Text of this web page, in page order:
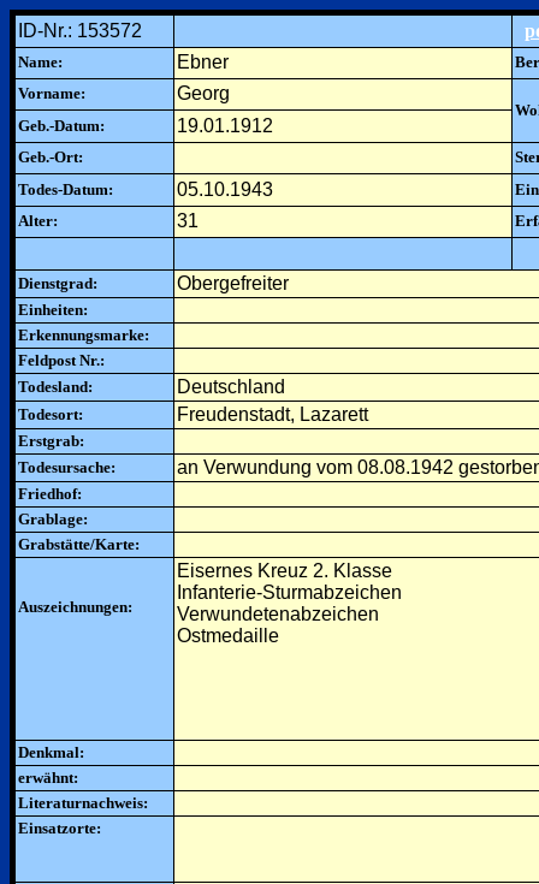
ID-Nr.: 153572
Name: Ebner
Vorname:
Georg
Geb.-Datum:
19.01.1912
Geb.-Ort:
Todes-Datum:
05.10.1943
Alter:
31
Dienstgrad: Obergefreiter
Einheiten:
Erkennungsmarke:
Feldpost Nr.:
Todesland:
Deutschland
Todesort: Freudenstadt, Lazarett
Erstgrab:
Todesursache:
an Verwundung vom 08.08.1942
Friedhof:
Grablage:
Grabstätte/Karte:
Auszeichnungen:
Eisernes Kreuz 2. Klasse
Infanterie-Sturmabzeichen
Verwundetenabzeichen
Ostmedaille
Denkmal:
erwähnt:
Literaturnachweis:
Einsatzorte: